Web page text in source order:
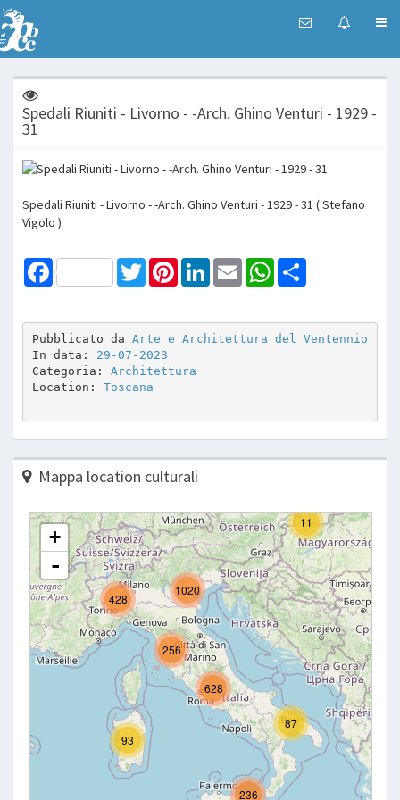
Spedali Riuniti - Livorno - -Arch. Ghino Venturi - 1929 -
31
Spedali Riuniti - Livorno - -Arch. Ghino Venturi - 1929 - 31 ( Stefano
Vigolo )
Facebook TwitterPinterestLinkedInEmail WhatsApp
Pubblicato da Arte e Architettura del Ventennio
In data: 29-07-2023
Categoria: Architettura
Location: Toscana
Mappa location culturali